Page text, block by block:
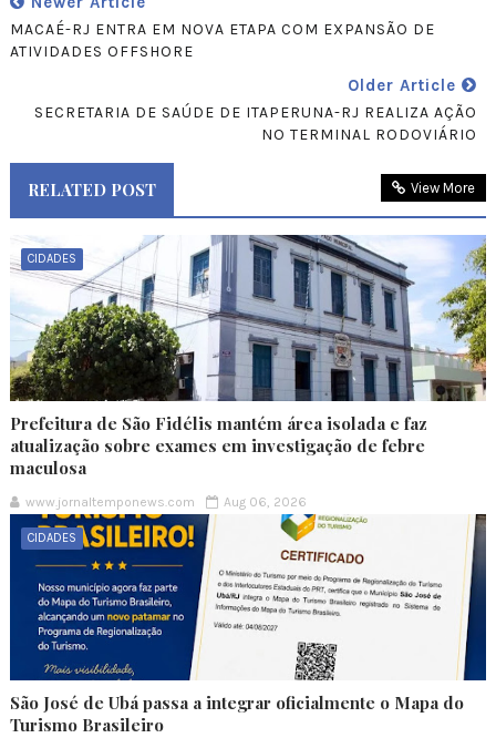
MACAÉ-RJ ENTRA EM NOVA ETAPA COM EXPANSÃO DE
ATIVIDADES OFFSHORE
Older Article
SECRETARIA DE SAÚDE DE ITAPERUNA-RJ REALIZA AÇÃO
NO TERMINAL RODOVIÁRIO
RELATED POST View More
CIDADES
Prefeitura de São Fidélis mantém área isolada e faz
atualização sobre exames em investigação de febre
maculosa
www.jornaltemponews.com Aug 06, 2026
CIDADES
São José de Ubá passa a integrar oficialmente o Mapa do
Turismo Brasileiro